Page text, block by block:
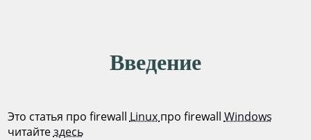
Введение
Это статья про firewall Linux про firewall Windows
читайтездесь